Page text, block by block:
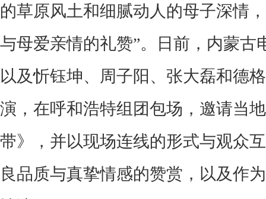
的草原风土和细腻动人的母子深情
与母爱亲情的礼赞”。日前，内蒙古
以及忻钰坤、周子阳、张大磊和德
演，在呼和浩特组团包场，邀请当
带》，并以现场连线的形式与观众
良品质与真挚情感的赞赏，以及作